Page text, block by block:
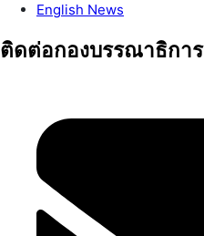
English News
ติดต่อกองบรรณาธิการ